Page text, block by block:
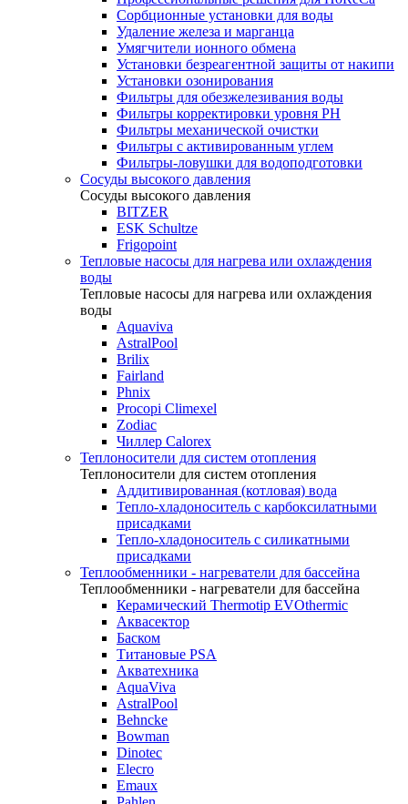
Сорбционные установки для воды
Удаление железа и марганца
Умягчители ионного обмена
Установки безреагентной защиты от накипи
Установки озонирования
Фильтры для обезжелезивания воды
Фильтры корректировки уровня PH
Фильтры механической очистки
Фильтры с активированным углем
Фильтры-ловушки для водоподготовки
Сосуды высокого давления
Сосуды высокого давления
BITZER
ESK Schultze
Frigopoint
Тепловые насосы для нагрева или охлаждения
воды
Тепловые насосы для нагрева или охлаждения
воды
Aquaviva
AstralPool
Brilix
Fairland
Phnix
Procopi Climexel
Zodiac
Чиллер Calorex
Теплоносители для систем отопления
Теплоносители для систем отопления
Аддитивированная (котловая) вода
Тепло-хладоноситель с карбоксилатными
присадками
Тепло-хладоноситель с силикатными
присадками
Теплообменники - нагреватели для бассейна
Теплообменники - нагреватели для бассейна
Керамический Thermotip EVOthermic
Аквасектор
Баском
Титановые PSA
Акватехника
AquaViva
AstralPool
Behncke
Bowman
Dinotec
Elecro
Emaux